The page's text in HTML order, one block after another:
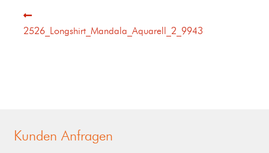
2526_Longshirt_Mandala_Aquarell_2_9943
Kunden Anfragen